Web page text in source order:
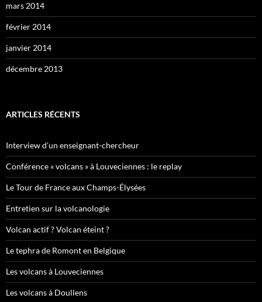
mars 2014
février 2014
janvier 2014
décembre 2013
ARTICLES RÉCENTS
Interview d’un enseignant-chercheur
Conférence « volcans » à Louveciennes : le replay
Le Tour de France aux Champs-Élysées
Entretien sur la volcanologie
Volcan actif ? Volcan éteint ?
Le tephra de Romont en Belgique
Les volcans à Louveciennes
Les volcans à Doullens